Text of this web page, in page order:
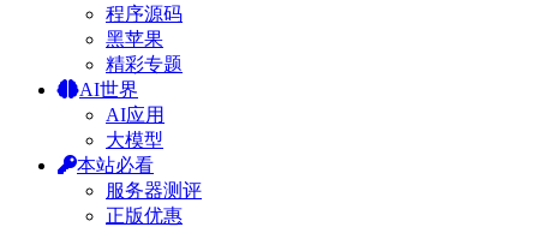
程序源码
黑苹果
精彩专题
AI世界
AI应用
大模型
本站必看
服务器测评
正版优惠